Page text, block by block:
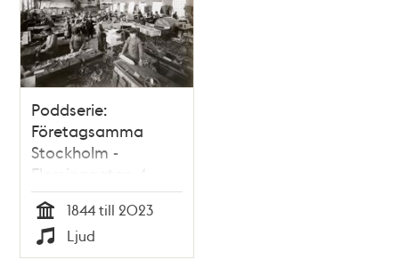
Poddserie:
Företagsamma
Stockholm -
Fleminggatan 4,
Bolinders Mekaniska
Verkstad
Tid
1844 till 2023
Typ
Ljud